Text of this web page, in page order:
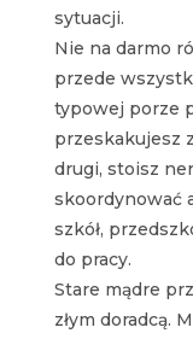
sytuacji.
Nie na darmo
przede
typowej porze
przeskakujesz
drugi, stoisz
skoordynować
szkół,
do pracy.
Stare mądre
złym doradcą.